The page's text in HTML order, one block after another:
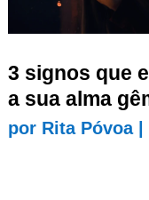
3 signos que
a sua alma
por Rita Póvoa|